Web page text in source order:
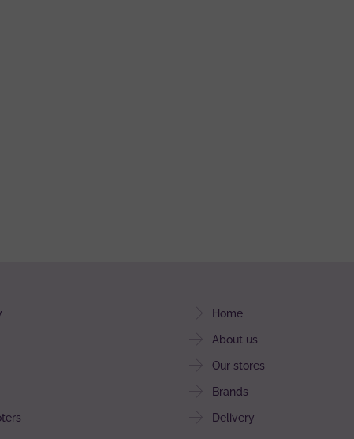
Home
About us
Our stores
Brands
Delivery